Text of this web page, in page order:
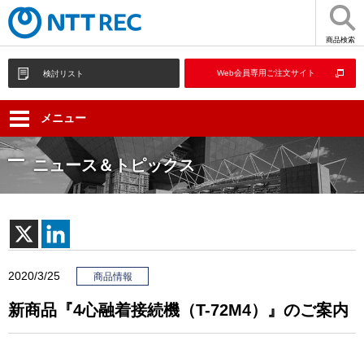
商品検索
検討リスト Web会員専用ご注文サイト
メニュー
ニュース＆トピックス
2020/3/25 商品情報
新商品『4心融着接続機（T-72M4）』のご案内